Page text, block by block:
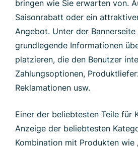
bringen wie Sie erwarten von.
Saisonrabatt oder ein
Angebot. Unter der
grundlegende Informationen
platzieren, die den Benutzer
Zahlungsoptionen,
Reklamationen usw.
Einer der beliebtesten Teile für
Anzeige der beliebtesten
Kombination mit Produkten wie